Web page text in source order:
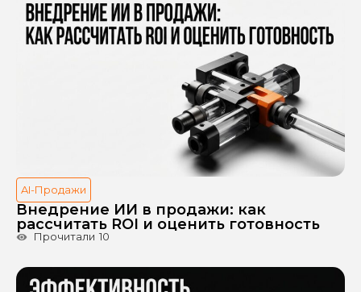
AI-Продажи
Внедрение ИИ в продажи: как
рассчитать ROI и оценить готовность
Прочитали 10